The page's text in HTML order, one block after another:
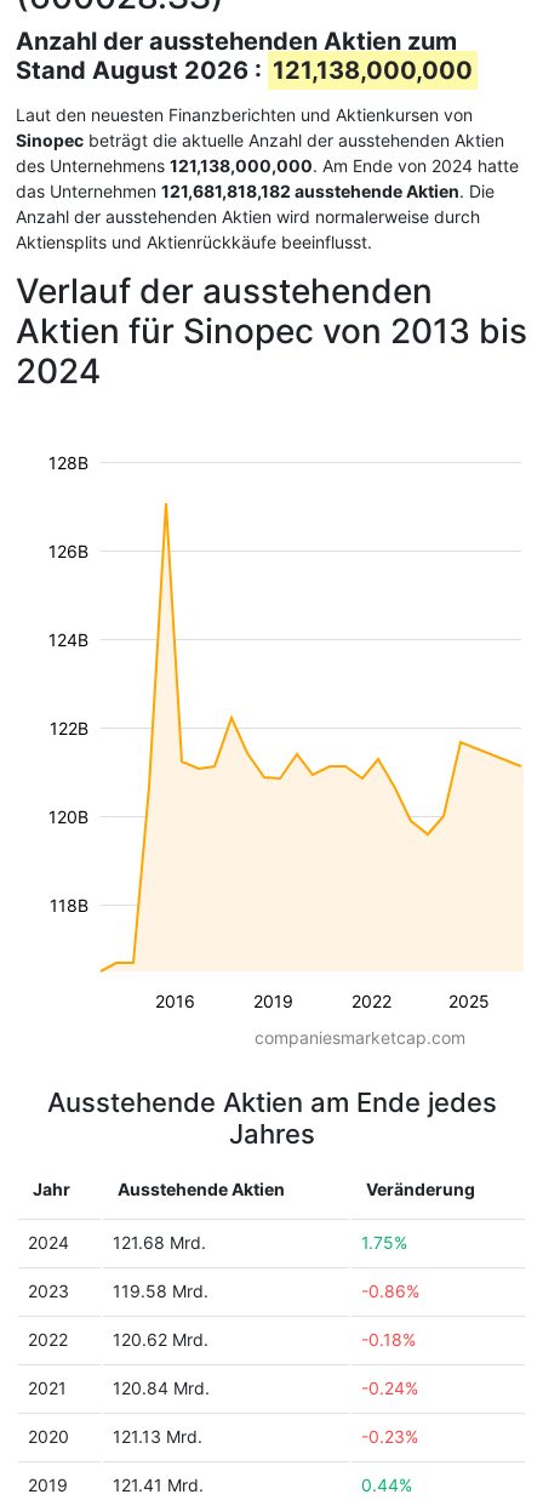
Anzahl der ausstehenden Aktien zum
Stand August 2026 : 121,138,000,000
Laut den neuesten Finanzberichten und Aktienkursen von
Sinopec beträgt die aktuelle Anzahl der ausstehenden Aktien
des Unternehmens 121,138,000,000. Am Ende von 2024 hatte
das Unternehmen 121,681,818,182 ausstehende Aktien. Die
Anzahl der ausstehenden Aktien wird normalerweise durch
Aktiensplits und Aktienrückkäufe beeinflusst.
Verlauf der ausstehenden
Aktien für Sinopec von 2013 bis
2024
2016 2019 2022 2025
118B
120B
122B
124B
126B
128B
companiesmarketcap.com
Ausstehende Aktien am Ende jedes
Jahres
Jahr Ausstehende Aktien Veränderung
2024 121.68 Mrd. 1.75%
2023 119.58 Mrd. -0.86%
2022 120.62 Mrd. -0.18%
2021 120.84 Mrd. -0.24%
2020 121.13 Mrd. -0.23%
2019 121.41 Mrd. 0.44%